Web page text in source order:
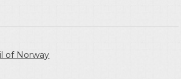
of Norway